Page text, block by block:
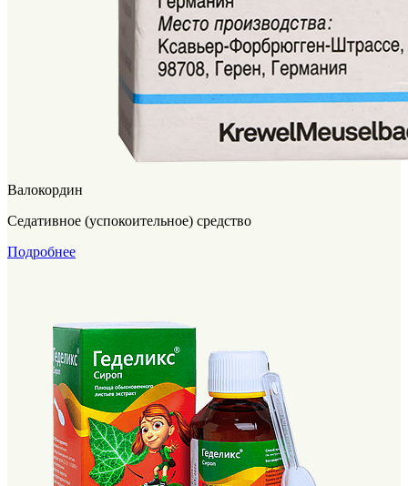
Валокордин
Седативное (успокоительное) средство
Подробнее